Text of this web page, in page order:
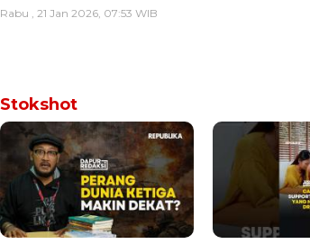
Rabu , 21 Jan 2026, 07:53 WIB
Stokshot